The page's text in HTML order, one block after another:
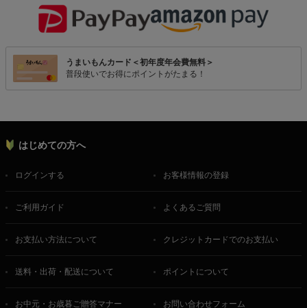
うまいもんカード＜初年度年会費無料＞
普段使いでお得にポイントがたまる！
はじめての方へ
ログインする お客様情報の登録
ご利用ガイド よくあるご質問
お支払い方法について クレジットカードでのお支払い
送料・出荷・配送について ポイントについて
お中元・お歳暮ご贈答マナー お問い合わせフォーム